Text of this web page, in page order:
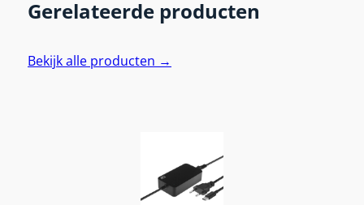
Gerelateerde producten
Bekijk alle producten →